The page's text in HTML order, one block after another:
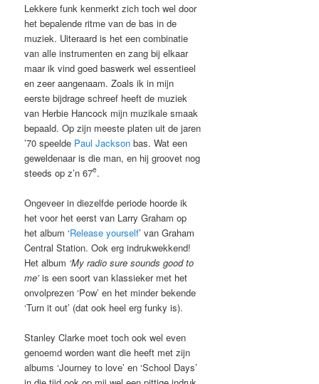
Lekkere funk kenmerkt zich toch wel door
het bepalende ritme van de bas in de
muziek. Uiteraard is het een combinatie
van alle instrumenten en zang bij elkaar
maar ik vind goed baswerk wel essentieel
en zeer aangenaam. Zoals ik in mijn
eerste bijdrage schreef heeft de muziek
van Herbie Hancock mijn muzikale smaak
bepaald. Op zijn meeste platen uit de jaren
’70 speelde Paul Jackson bas. Wat een
geweldenaar is die man, en hij groovet nog
steeds op z’n 67e.
Ongeveer in diezelfde periode hoorde ik
het voor het eerst van Larry Graham op
het album ‘Release yourself’ van Graham
Central Station. Ook erg indrukwekkend!
Het album ‘My radio sure sounds good to
me’is een soort van klassieker met het
onvolprezen ‘Pow’ en het minder bekende
‘Turn it out’ (dat ook heel erg funky is).
Stanley Clarke moet toch ook wel even
genoemd worden want die heeft met zijn
albums ‘Journey to love’ en ‘School Days’